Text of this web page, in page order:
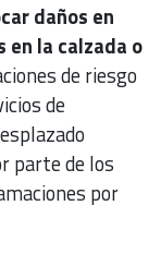
daños en
la calzada o
de riesgo
de
parte de los
por